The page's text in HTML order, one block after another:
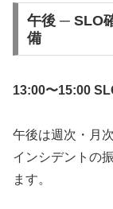
午後 ─ SLO
備
13:00〜15:00
午後は週次・月
インシデントの
ます。